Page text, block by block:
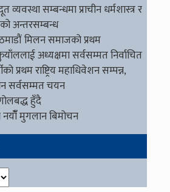
व्यवस्था सम्बन्धमा प्राचीन धर्मशास्त्र र
अन्तरसम्बन्ध
मिलन समाजको प्रथम
अध्यक्षमा सर्वसम्मत निर्वाचित
प्रथम राष्ट्रिय महाधिवेशन सम्पन्न,
सर्वसम्मत चयन
हुँदै
नयाँँ मुगलान बिमोचन